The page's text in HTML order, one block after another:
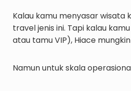
Kalau kamu menyasar wisata
travel jenis ini. Tapi kalau
atau tamu VIP), Hiace
Namun untuk skala